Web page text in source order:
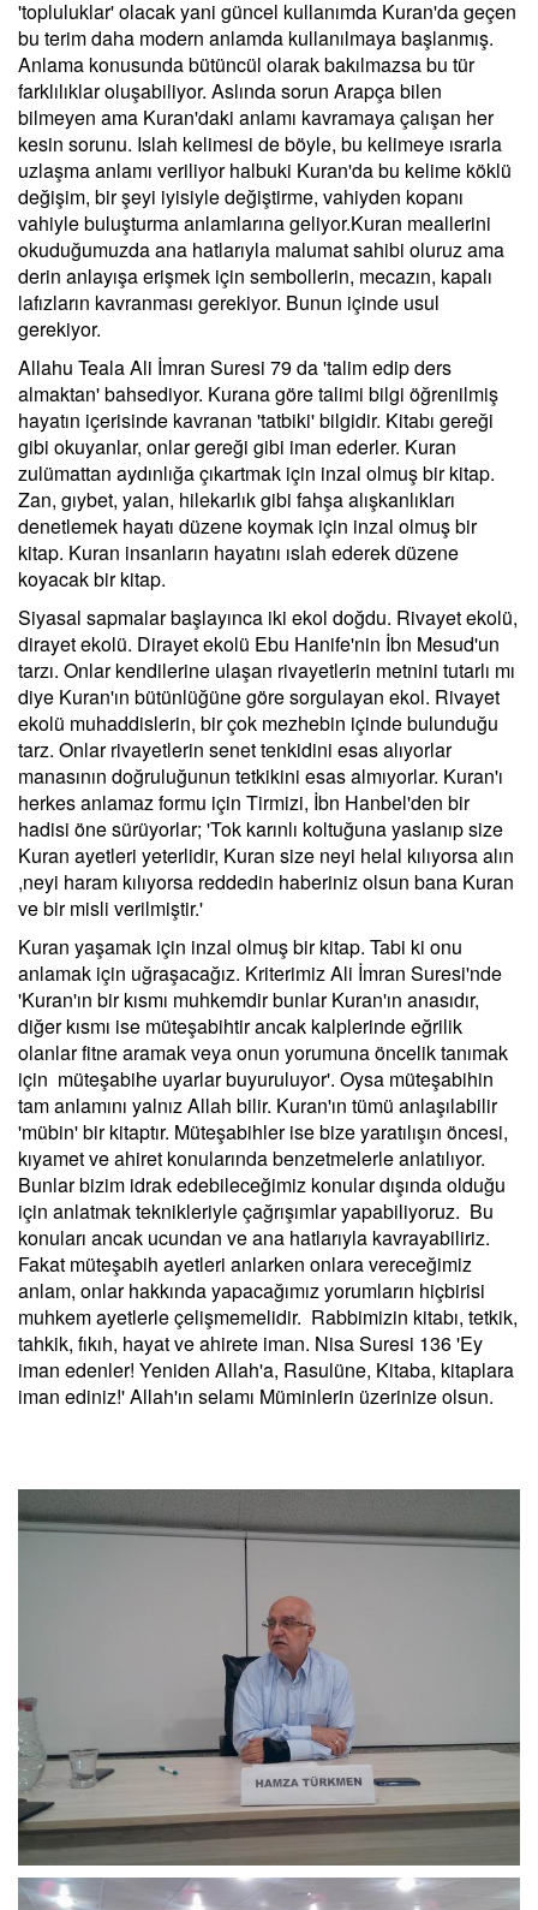
'topluluklar' olacak yani güncel kullanımda Kuran'da geçen
bu terim daha modern anlamda kullanılmaya başlanmış.
Anlama konusunda bütüncül olarak bakılmazsa bu tür
farklılıklar oluşabiliyor. Aslında sorun Arapça bilen
bilmeyen ama Kuran'daki anlamı kavramaya çalışan her
kesin sorunu. Islah kelimesi de böyle, bu kelimeye ısrarla
uzlaşma anlamı veriliyor halbuki Kuran'da bu kelime köklü
değişim, bir şeyi iyisiyle değiştirme, vahiyden kopanı
vahiyle buluşturma anlamlarına geliyor.Kuran meallerini
okuduğumuzda ana hatlarıyla malumat sahibi oluruz ama
derin anlayışa erişmek için sembollerin, mecazın, kapalı
lafızların kavranması gerekiyor. Bunun içinde usul
gerekiyor.
Allahu Teala Ali İmran Suresi 79 da 'talim edip ders
almaktan' bahsediyor. Kurana göre talimi bilgi öğrenilmiş
hayatın içerisinde kavranan 'tatbiki' bilgidir. Kitabı gereği
gibi okuyanlar, onlar gereği gibi iman ederler. Kuran
zulümattan aydınlığa çıkartmak için inzal olmuş bir kitap.
Zan, gıybet, yalan, hilekarlık gibi fahşa alışkanlıkları
denetlemek hayatı düzene koymak için inzal olmuş bir
kitap. Kuran insanların hayatını ıslah ederek düzene
koyacak bir kitap.
Siyasal sapmalar başlayınca iki ekol doğdu. Rivayet ekolü,
dirayet ekolü. Dirayet ekolü Ebu Hanife'nin İbn Mesud'un
tarzı. Onlar kendilerine ulaşan rivayetlerin metnini tutarlı mı
diye Kuran'ın bütünlüğüne göre sorgulayan ekol. Rivayet
ekolü muhaddislerin, bir çok mezhebin içinde bulunduğu
tarz. Onlar rivayetlerin senet tenkidini esas alıyorlar
manasının doğruluğunun tetkikini esas almıyorlar. Kuran'ı
herkes anlamaz formu için Tirmizi, İbn Hanbel'den bir
hadisi öne sürüyorlar; 'Tok karınlı koltuğuna yaslanıp size
Kuran ayetleri yeterlidir, Kuran size neyi helal kılıyorsa alın
,neyi haram kılıyorsa reddedin haberiniz olsun bana Kuran
ve bir misli verilmiştir.'
Kuran yaşamak için inzal olmuş bir kitap. Tabi ki onu
anlamak için uğraşacağız. Kriterimiz Ali İmran Suresi'nde
'Kuran'ın bir kısmı muhkemdir bunlar Kuran'ın anasıdır,
diğer kısmı ise müteşabihtir ancak kalplerinde eğrilik
olanlar fitne aramak veya onun yorumuna öncelik tanımak
için müteşabihe uyarlar buyuruluyor'. Oysa müteşabihin
tam anlamını yalnız Allah bilir. Kuran'ın tümü anlaşılabilir
'mübin' bir kitaptır. Müteşabihler ise bize yaratılışın öncesi,
kıyamet ve ahiret konularında benzetmelerle anlatılıyor.
Bunlar bizim idrak edebileceğimiz konular dışında olduğu
için anlatmak teknikleriyle çağrışımlar yapabiliyoruz. Bu
konuları ancak ucundan ve ana hatlarıyla kavrayabiliriz.
Fakat müteşabih ayetleri anlarken onlara vereceğimiz
anlam, onlar hakkında yapacağımız yorumların hiçbirisi
muhkem ayetlerle çelişmemelidir. Rabbimizin kitabı, tetkik,
tahkik, fıkıh, hayat ve ahirete iman. Nisa Suresi 136 'Ey
iman edenler! Yeniden Allah'a, Rasulüne, Kitaba, kitaplara
iman ediniz!' Allah'ın selamı Müminlerin üzerinize olsun.